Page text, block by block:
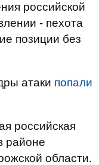
российской
- пехота
позиции без
атаки попали
российская
районе
области.